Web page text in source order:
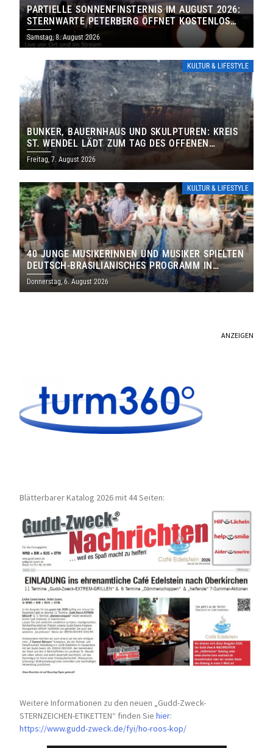
PARTIELLE SONNENFINSTERNIS IM AUGUST 2026:
STERNWARTE PETERBERG ÖFFNET KOSTENLOS
IHRE TORE
Samstag, 8. August 2026
KULTUR & LIFESTYLE
BUNKER, BAUERNHAUS UND SKULPTUREN: KREIS
ST. WENDEL LÄDT ZUM TAG DES OFFENEN
DENKMALS EIN
Freitag, 7. August 2026
KULTUR & LIFESTYLE
40 JUNGE MUSIKERINNEN UND MUSIKER SPIELTEN
DEUTSCH-BRASILIANISCHES PROGRAMM IN
THOLEY
Donnerstag, 6. August 2026
ANZEIGEN
Blätterbarer Katalog 2026 mit 44 Seiten:
Weitere Informationen zu den neuen „Gudd-Zweck-
STERNZEICHEN-ETIKETTEN“ finden Siehier:
https://www.gudd-zweck.de/fyi/ho-roos-kop/